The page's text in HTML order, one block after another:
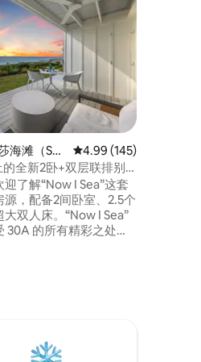
141 条评价
海滩（San
平均评分 4.99 分（满
4.99 (145)
全新2卧+双层联排别
了解“Now I Sea”这套
，配备2间卧室、2.5个
双人床。“Now I Sea”
30A 的所有精彩之处！